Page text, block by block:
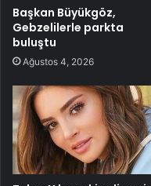
Başkan Büyükgöz,
Gebzelilerle parkta
buluştu
Ağustos 4, 2026